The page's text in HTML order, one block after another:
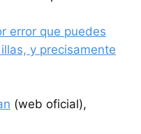
error que puedes
y precisamente
(web oficial),